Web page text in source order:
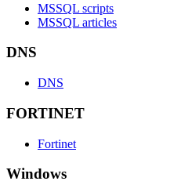
MSSQL scripts
MSSQL articles
DNS
DNS
FORTINET
Fortinet
Windows